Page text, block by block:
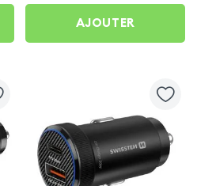
AJOUTER